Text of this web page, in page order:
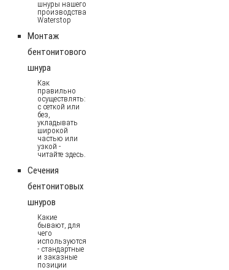
шнуры нашего
производства
Waterstop
Монтаж
бентонитового
шнура
Как
правильно
осуществлять:
с сеткой или
без,
укладывать
широкой
частью или
узкой -
читайте здесь.
Сечения
бентонитовых
шнуров
Какие
бывают, для
чего
используются
- стандартные
и заказные
позиции